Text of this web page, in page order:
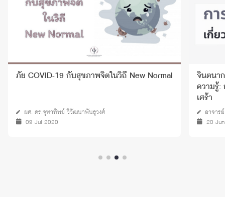
ภัย COVID-19 กับสุขภาพจิตในวิถี New Normal
ผศ. ดร.จุฑาทิพย์ วิวัฒนาพันธุวงศ์
09 Jul 2020
จินตนา
ความรู้:
เศร้า
อาจาร
20